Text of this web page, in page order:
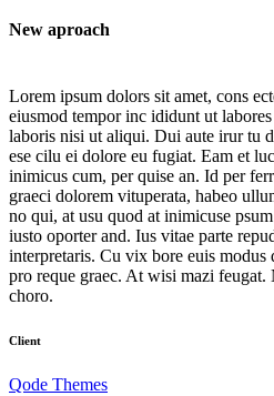
New aproach
Lorem ipsum dolors sit amet, cons
eiusmod tempor inc ididunt ut
laboris nisi ut aliqui. Dui aute irur tu
ese cilu ei dolore eu fugiat. Eam et
inimicus cum, per quise an. Id per
graeci dolorem vituperata, habeo
no qui, at usu quod at inimicuse
iusto oporter and. Ius vitae parte
interpretaris. Cu vix bore euis modus
pro reque graec. At wisi mazi feugat.
choro.
Client
Qode Themes